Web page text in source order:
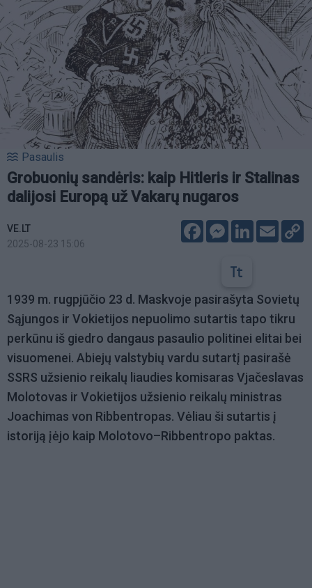
Pasaulis
Grobuonių sandėris: kaip Hitleris ir Stalinas
dalijosi Europą už Vakarų nugaros
VE.LT
2025-08-23 15:06
FacebookMessenger
LinkedIn
Email
1939 m. rugpjūčio 23 d. Maskvoje pasirašyta Sovietų
Sąjungos ir Vokietijos nepuolimo sutartis tapo tikru
perkūnu iš giedro dangaus pasaulio politinei elitai bei
visuomenei. Abiejų valstybių vardu sutartį pasirašė
SSRS užsienio reikalų liaudies komisaras Vjačeslavas
Molotovas ir Vokietijos užsienio reikalų ministras
Joachimas von Ribbentropas. Vėliau ši sutartis į
istoriją įėjo kaip Molotovo–Ribbentropo paktas.